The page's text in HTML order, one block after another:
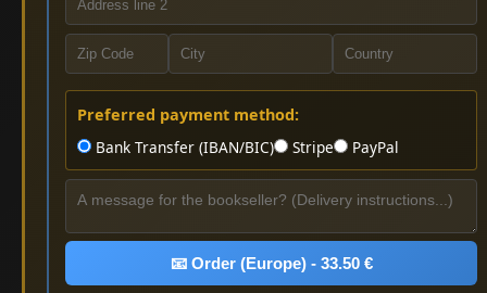
Preferred payment method:
Bank Transfer (IBAN/BIC)
Stripe PayPal
📧 Order (Europe) - 33.50 €